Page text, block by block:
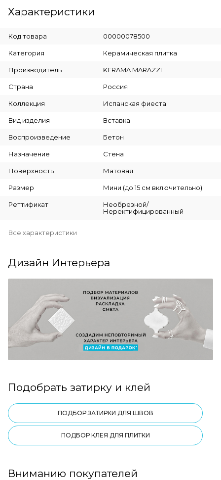
Характеристики
Код товара 00000078500
Категория Керамическая плитка
Производитель KERAMA MARAZZI
Страна Россия
Коллекция Испанская фиеста
Вид изделия Вставка
Воспроизведение Бетон
Назначение Стена
Поверхность Матовая
Размер Мини (до 15 см включительно)
Реттификат
Необрезной/
Неректифицированный
Все характеристики
Дизайн Интерьера
Подобрать затирку и клей
ПОДБОР ЗАТИРКИ ДЛЯ ШВОВ
ПОДБОР КЛЕЯ ДЛЯ ПЛИТКИ
Вниманию покупателей